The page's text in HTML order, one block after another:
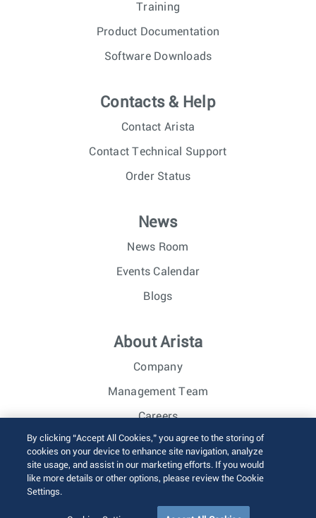
Training
Product Documentation
Software Downloads
Contacts & Help
Contact Arista
Contact Technical Support
Order Status
News
News Room
Events Calendar
Blogs
About Arista
Company
Management Team
Careers
Investor Relations
© 2026 Arista Networks, Inc. All rights reserved.
By clicking “Accept All Cookies,” you agree to the storing of
cookies on your device to enhance site navigation, analyze
site usage, and assist in our marketing efforts. If you would
like more details or other options, please review the Cookie
Settings.